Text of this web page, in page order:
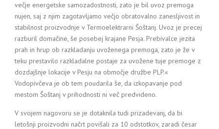
večje energetske samozadostnosti, zato je bil uvoz premoga
nujen, saj z njim zagotavljamo večjo obratovalno zanesljivost in
stabilnost proizvodnje v Termoelektrarni Šoštanj. Uvoz je precej
razburil domačine, še posebej krajane Pesja. Prebivalce jezita
prah in hrup ob razkladanju uvoženega premoga, zato je že v
teku prestavilo razkladalne postaje za uvožene tuje premoge z
dozdajšnje lokacije v Pesju na območje družbe PLP.«
Vodopivčeva je ob tem poudarila še, da izkopavanje pod
mestom Šoštanj v prihodnosti ni več predvideno.
V svojem nagovoru se je dotaknila tudi prizadevanj, da bi
letošnji proizvodni načrt povišali za 10 odstotkov, zaradi česar